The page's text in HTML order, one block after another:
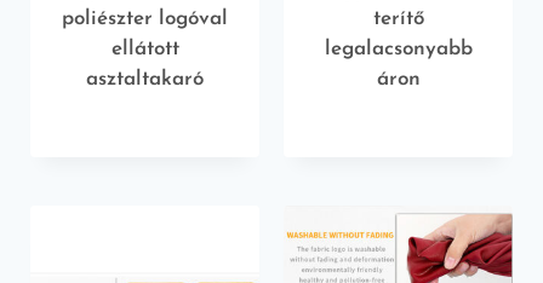
poliészter logóval
ellátott
asztaltakaró
terítő
legalacsonyabb
áron